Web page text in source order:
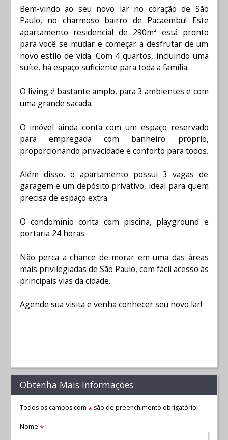
Bem-vindo ao seu novo lar no coração de São
Paulo, no charmoso bairro de Pacaembu! Este
apartamento residencial de 290m² está pronto
para você se mudar e começar a desfrutar de um
novo estilo de vida. Com 4 quartos, incluindo uma
suíte, há espaço suficiente para toda a família.
O living é bastante amplo, para 3 ambientes e com
uma grande sacada.
O imóvel ainda conta com um espaço reservado
para empregada com banheiro próprio,
proporcionando privacidade e conforto para todos.
Além disso, o apartamento possui 3 vagas de
garagem e um depósito privativo, ideal para quem
precisa de espaço extra.
O condomínio conta com piscina, playground e
portaria 24 horas.
Não perca a chance de morar em uma das áreas
mais privilegiadas de São Paulo, com fácil acesso às
principais vias da cidade.
Agende sua visita e venha conhecer seu novo lar!
Obtenha Mais Informações
Todos os campos com *são de preenchimento obrigatório.
Nome *